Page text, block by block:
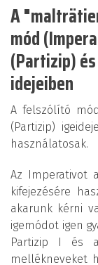
A
mód
(Partizip)
idejeiben
A felszólító
(Partizip)
használatosak.
Az Imperativot
kifejezésére
akarunk kérni
igemódot igen
Partizip I és
mellékneveket